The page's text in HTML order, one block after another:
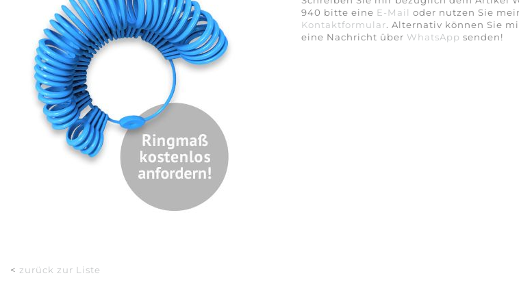
940 bitte eine E-Mail oder nutzen Sie
Kontaktformular. Alternativ können Sie
eine Nachricht über WhatsApp senden!
< zurück zur Liste